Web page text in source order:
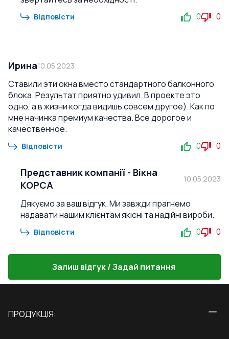
Відповісти 0 0
Ирина10.05.2023
Ставили эти окна вместо стандартного балконного
блока. Результат приятно удивил. В проекте это
одно, а в жизни когда видишь совсем другое). Как по
мне начинка премиум качества. Все дорогое и
качественное.
Відповісти 0 0
Представник компанії - Вікна
КОРСА
10.05.2023
Дякуємо за ваш відгук. Ми завжди прагнемо
надавати нашим клієнтам якісні та надійні вироби.
Відповісти 0 0
Залиш відгук / Задай питання
ПРОДУКЦІЯ: